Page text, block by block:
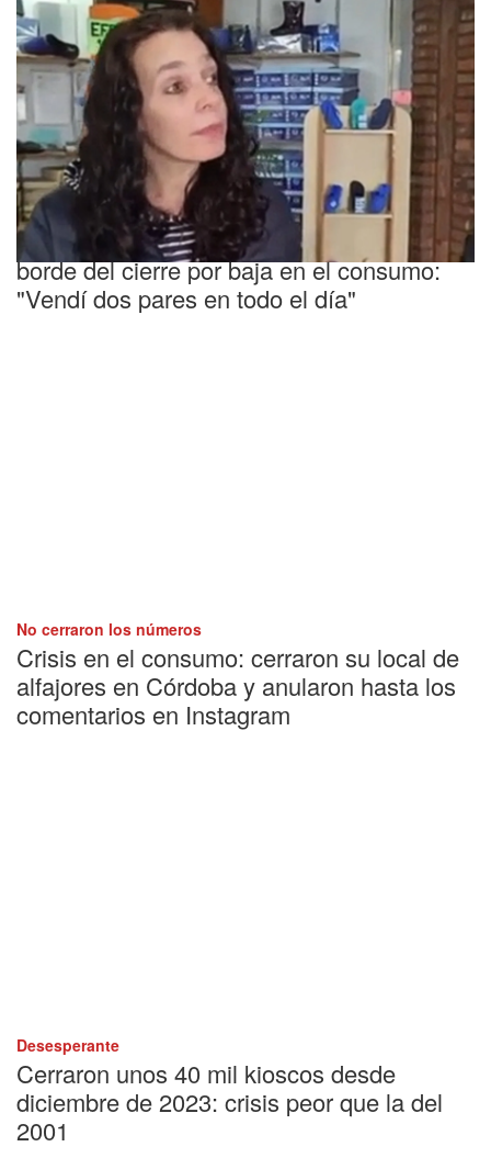
Angustiante
Una zapatería de San Martín quedó al
borde del cierre por baja en el consumo:
"Vendí dos pares en todo el día"
No cerraron los números
Crisis en el consumo: cerraron su local de
alfajores en Córdoba y anularon hasta los
comentarios en Instagram
Desesperante
Cerraron unos 40 mil kioscos desde
diciembre de 2023: crisis peor que la del
2001